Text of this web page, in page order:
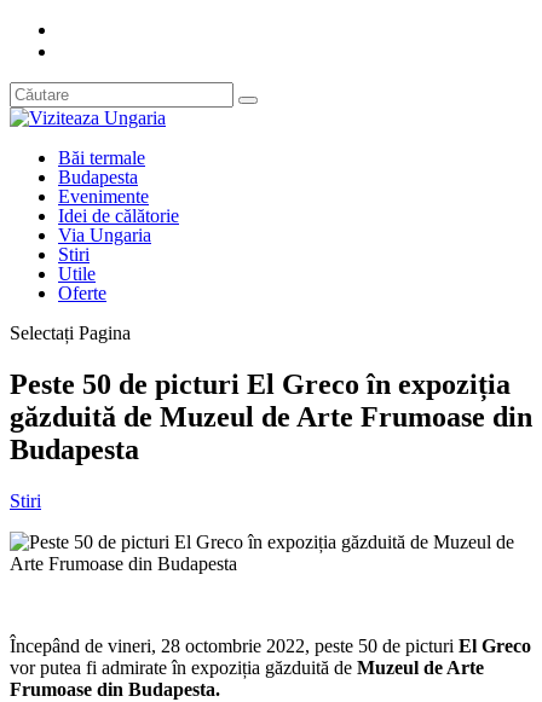
Băi termale
Budapesta
Evenimente
Idei de călătorie
Via Ungaria
Stiri
Utile
Oferte
Selectați Pagina
Peste 50 de picturi El Greco în expoziția
găzduită de Muzeul de Arte Frumoase din
Budapesta
Stiri
Începând de vineri, 28 octombrie 2022, peste 50 de picturi El Greco
vor putea fi admirate în expoziția găzduită de Muzeul de Arte
Frumoase din Budapesta.